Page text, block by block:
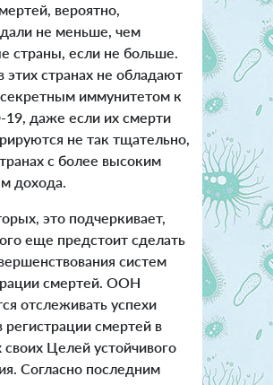
вероятно,
не меньше, чем
страны, если не больше.
странах не обладают
иммунитетом к
19, даже если их смерти
не так тщательно,
с более высоким
дохода.
это подчеркивает,
еще предстоит сделать
систем
смертей. ООН
отслеживать успехи
регистрации смертей в
своих Целей устойчивого
Согласно последним